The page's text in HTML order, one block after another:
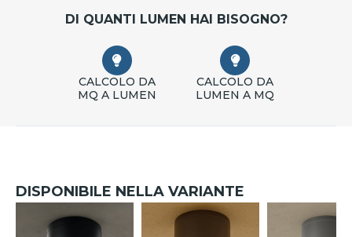
DI QUANTI LUMEN HAI BISOGNO?
CALCOLO DA
MQ A LUMEN
CALCOLO DA
LUMEN A MQ
DISPONIBILE NELLA VARIANTE